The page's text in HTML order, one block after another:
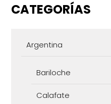
CATEGORÍAS
Argentina
Bariloche
Calafate